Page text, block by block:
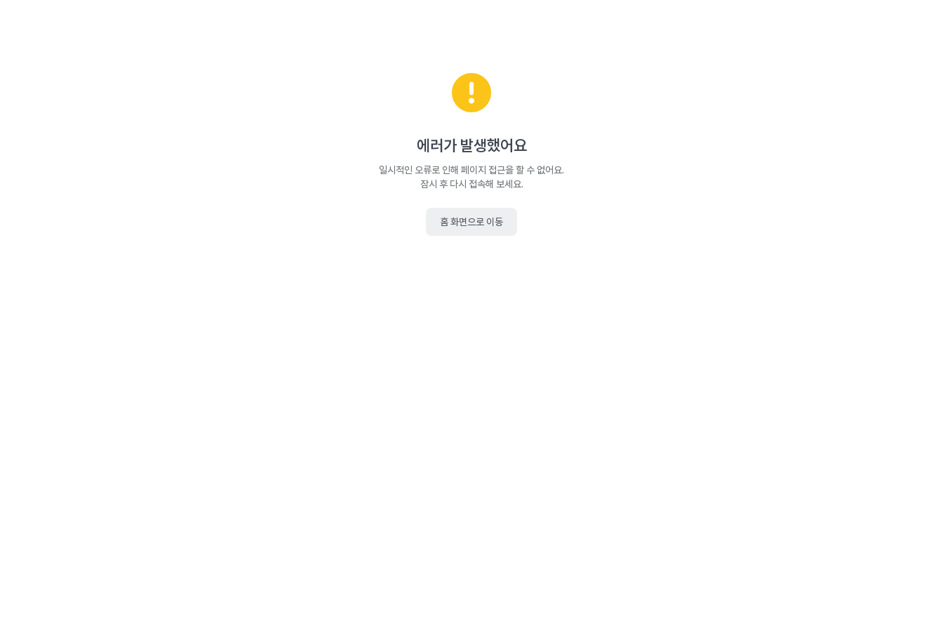
에러가 발생했어요
일시적인 오류로 인해 페이지 접근을 할 수 없어요.
잠시 후 다시 접속해 보세요.
홈 화면으로 이동